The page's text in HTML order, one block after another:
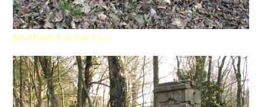
Ein kleiner Rest von Tor 1